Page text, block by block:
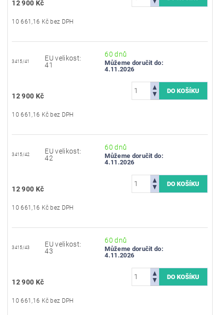
12 900 Kč
10 661,16 Kč bez DPH
3415/41
EU velikost:
41
60 dnů
Můžeme doručit do:
4.11.2026
12 900 Kč
10 661,16 Kč bez DPH
3415/42
EU velikost:
42
60 dnů
Můžeme doručit do:
4.11.2026
12 900 Kč
10 661,16 Kč bez DPH
3415/43
EU velikost:
43
60 dnů
Můžeme doručit do:
4.11.2026
12 900 Kč
10 661,16 Kč bez DPH